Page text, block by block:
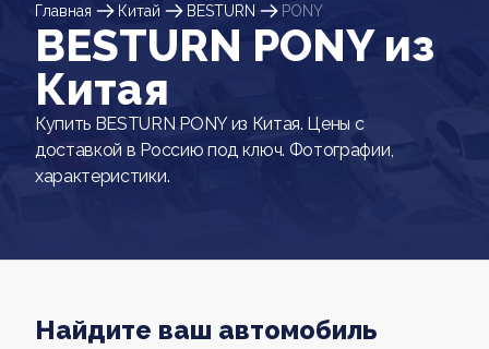
Главная Китай BESTURN PONY
BESTURN PONY из
Китая
Купить BESTURN PONY из Китая. Цены с
доставкой в Россию под ключ. Фотографии,
характеристики.
Найдите ваш автомобиль